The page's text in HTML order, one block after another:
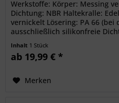
Werkstoffe: Körper: Messing
Dichtung: NBR Haltekralle:
vernickelt Lösering: PA 66 (bei
ausschließlich silikonfreie
Inhalt 1 Stück
ab 19,99 € *
Merken